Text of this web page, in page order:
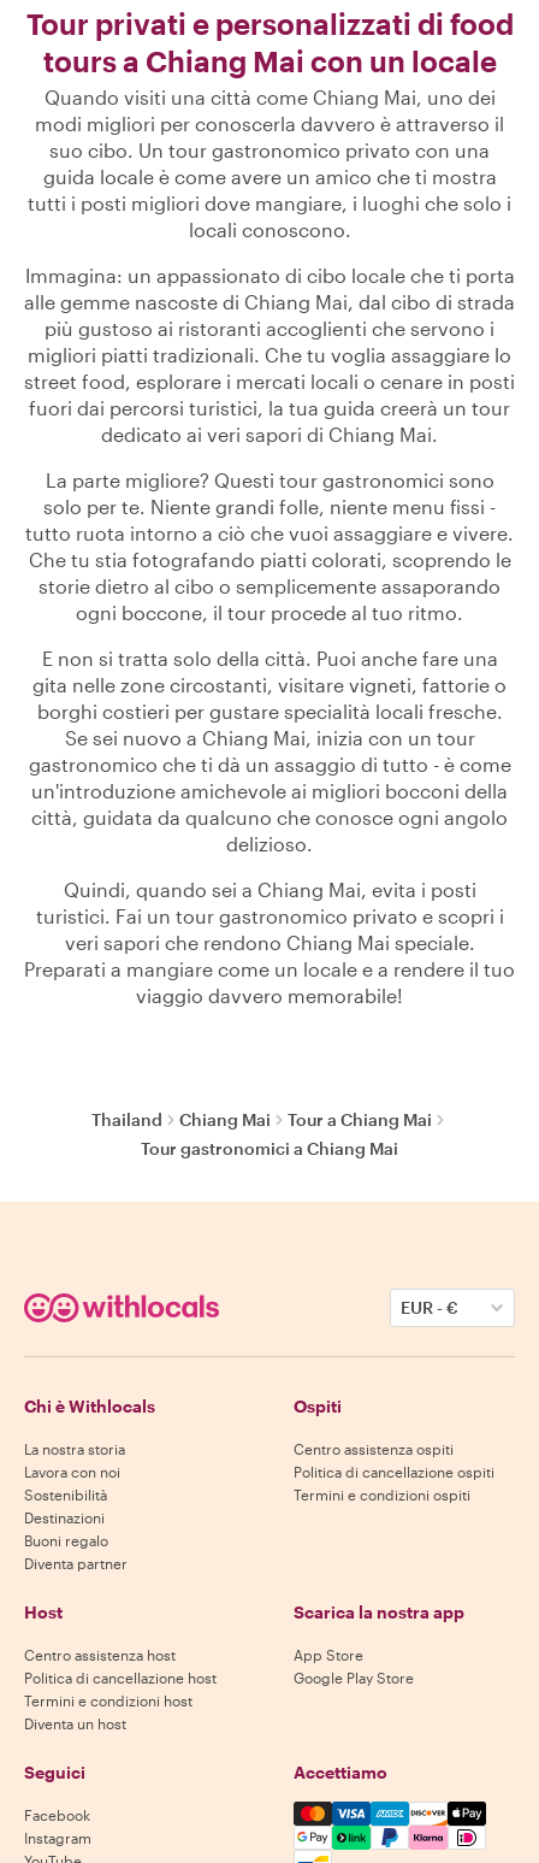
Tour privati e personalizzati di food
tours a Chiang Mai con un locale
Quando visiti una città come Chiang Mai, uno dei
modi migliori per conoscerla davvero è attraverso il
suo cibo. Un tour gastronomico privato con una
guida locale è come avere un amico che ti mostra
tutti i posti migliori dove mangiare, i luoghi che solo i
locali conoscono.
Immagina: un appassionato di cibo locale che ti porta
alle gemme nascoste di Chiang Mai, dal cibo di strada
più gustoso ai ristoranti accoglienti che servono i
migliori piatti tradizionali. Che tu voglia assaggiare lo
street food, esplorare i mercati locali o cenare in posti
fuori dai percorsi turistici, la tua guida creerà un tour
dedicato ai veri sapori di Chiang Mai.
La parte migliore? Questi tour gastronomici sono
solo per te. Niente grandi folle, niente menu fissi -
tutto ruota intorno a ciò che vuoi assaggiare e vivere.
Che tu stia fotografando piatti colorati, scoprendo le
storie dietro al cibo o semplicemente assaporando
ogni boccone, il tour procede al tuo ritmo.
E non si tratta solo della città. Puoi anche fare una
gita nelle zone circostanti, visitare vigneti, fattorie o
borghi costieri per gustare specialità locali fresche.
Se sei nuovo a Chiang Mai, inizia con un tour
gastronomico che ti dà un assaggio di tutto - è come
un'introduzione amichevole ai migliori bocconi della
città, guidata da qualcuno che conosce ogni angolo
delizioso.
Quindi, quando sei a Chiang Mai, evita i posti
turistici. Fai un tour gastronomico privato e scopri i
veri sapori che rendono Chiang Mai speciale.
Preparati a mangiare come un locale e a rendere il tuo
viaggio davvero memorabile!
Thailand Chiang Mai
Tour a Chiang Mai
Tour gastronomici a Chiang Mai
EUR-€
Chi è Withlocals
La nostra storia
Lavora con noi
Sostenibilità
Destinazioni
Buoni regalo
Diventa partner
Ospiti
Centro assistenza ospiti
Politica di cancellazione ospiti
Termini e condizioni ospiti
Host
Centro assistenza host
Politica di cancellazione host
Termini e condizioni host
Diventa un host
Scarica la nostra app
App Store
Google Play Store
Seguici
Facebook
Instagram
Accettiamo
Mastercard, Visa, Amex,